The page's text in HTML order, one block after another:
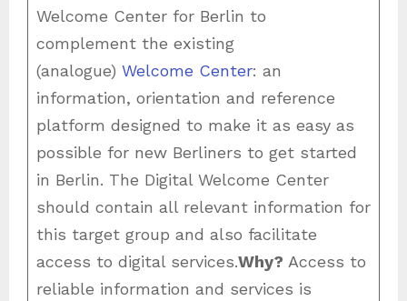
Welcome Center for Berlin to
complement the existing
(analogue) Welcome Center: an
information, orientation and reference
platform designed to make it as easy as
possible for new Berliners to get started
in Berlin. The Digital Welcome Center
should contain all relevant information for
this target group and also facilitate
access to digital services.Why? Access to
reliable information and services is